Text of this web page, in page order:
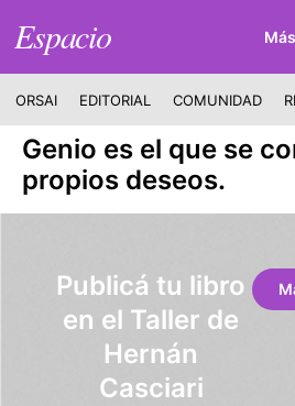
Espacio
ORSAI EDITORIAL COMUNIDAD
Genio es el que se
propios deseos.
Publicá tu libro
en el Taller de
Hernán
Casciari